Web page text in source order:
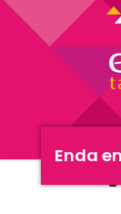
Enda